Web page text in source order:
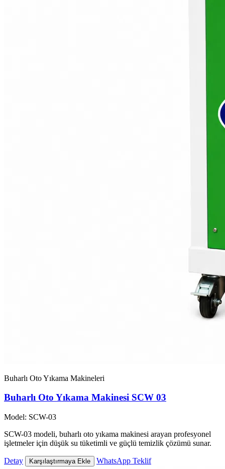
Buharlı Oto Yıkama Makineleri
Buharlı Oto Yıkama Makinesi SCW 03
Model: SCW-03
SCW-03 modeli, buharlı oto yıkama makinesi arayan profesyonel
işletmeler için düşük su tüketimli ve güçlü temizlik çözümü sunar.
Detay Karşılaştırmaya Ekle WhatsApp Teklif